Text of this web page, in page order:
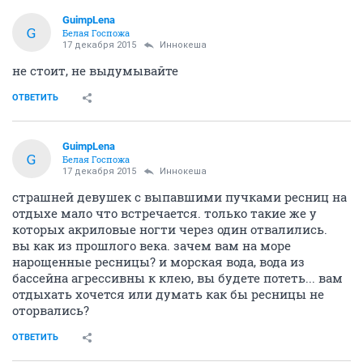
G
GuimpLena
Белая Госпожа
17 декабря 2015 Иннокеша
не стоит, не выдумывайте
ОТВЕТИТЬ
G
GuimpLena
Белая Госпожа
17 декабря 2015 Иннокеша
страшней девушек с выпавшими пучками ресниц на
отдыхе мало что встречается. только такие же у
которых акриловые ногти через один отвалились.
вы как из прошлого века. зачем вам на море
нарощенные ресницы? и морская вода, вода из
бассейна агрессивны к клею, вы будете потеть... вам
отдыхать хочется или думать как бы ресницы не
оторвались?
ОТВЕТИТЬ